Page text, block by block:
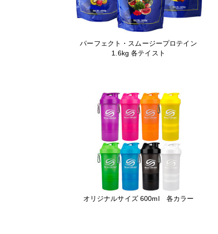
パーフェクト・スムージープロテイン
1.6kg 各テイスト
オリジナルサイズ 600ml 各カラー